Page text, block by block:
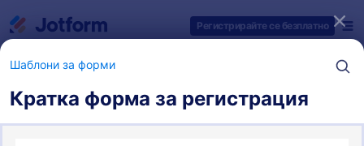
Регистрирайте се безплатно
Шаблони за форми
Кратка форма за регистрация
Категории за шаблони на форми